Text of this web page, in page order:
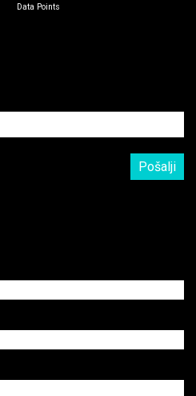
Data Points